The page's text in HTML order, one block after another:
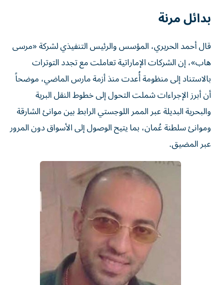
بدائل مرنة
قال أحمد الحريري، المؤسس والرئيس التنفيذي لشركة «مرسى
هاب»، إن الشركات الإماراتية تعاملت مع تجدد التوترات
بالاستناد إلى منظومة أُعدت منذ أزمة مارس الماضي، موضحاً
أن أبرز الإجراءات شملت التحول إلى خطوط النقل البرية
والبحرية البديلة عبر الممر اللوجستي الرابط بين موانئ الشارقة
وموانئ سلطنة عُمان، بما يتيح الوصول إلى الأسواق دون المرور
عبر المضيق.